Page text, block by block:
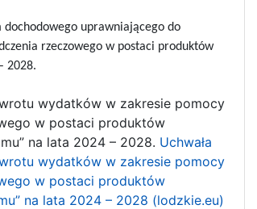
uprawniającego do
rzeczowego w postaci produktów
2028.
wydatków w zakresie pomocy
w postaci produktów
na lata 2024 – 2028. Uchwała
wydatków w zakresie pomocy
w postaci produktów
na lata 2024 – 2028 (lodzkie.eu)